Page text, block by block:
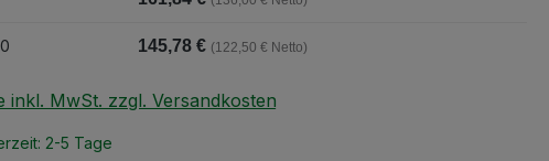
145,78 € (122,50 € Netto)
inkl. MwSt. zzgl. Versandkosten
2-5 Tage